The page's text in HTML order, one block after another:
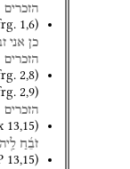
הזכרים
1,6)
כן אני
הזכרים
2,8)
2,9)
הזכרים
13,15)
זֹבֵ֜חַ
13,15)